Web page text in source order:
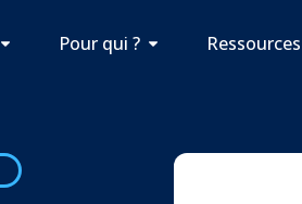
Pour qui ? Ressources